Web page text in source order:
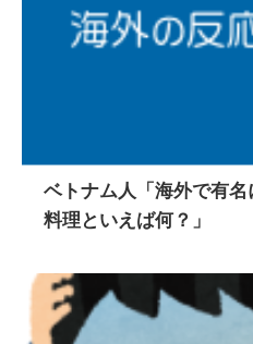
ベトナム人「海外で有
料理といえば何？」